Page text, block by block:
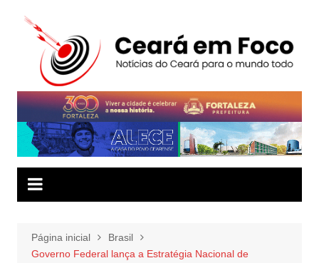
conteúdo
Página inicial
Brasil
Governo Federal lança a Estratégia Nacional de